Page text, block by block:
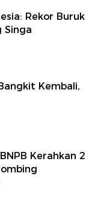
Rekor Buruk
Singa
Kembali,
Kerahkan 2